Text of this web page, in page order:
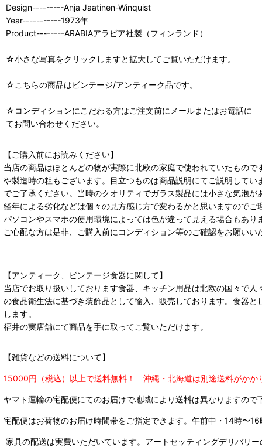
Design---------Anja Jaatinen-Winquist
Year-----------1973年
Product--------ARABIAアラビア社製（フィンランド）
☆小さな写真をクリックしますと拡大してご覧いただけます。
☆こちらの商品はビンテージ/アンティーク品です。
☆コンディションにこだわる方はご注文前にメールまたはお電話に
てお問い合わせください。
【ご購入前にお読みください】
当店の商品はほとんどの物が実際に北欧の家庭で使われていたもの
や製造時の粗もございます。目立つものは商品説明にてご説明して
でご了承ください。当時のクオリティでガラス製品には小さな気泡が
経年による劣化などは個々の見方感じ方で変わるかと思いますのでご
パソコンやスマホの使用環境によっては色が違って見える場合もあ
ご心配な方は是非、ご購入前にコンディション等のご確認をお願い
【アンティーク、ビンテージ食器に関して】
当店でお取り扱いしております食器、キッチン用品は北欧の国々で
の食品衛生法に基づき装飾品として輸入、販売しております。食器
します。
福井の実店舗にて商品を手に取ってご覧いただけます。
【雑貨などの送料について】
15000円（税込）以上で送料無料！ 沖縄・北海道は別途送料がかか
ヤマト運輸の宅配便にてのお届けで地域により送料は異なりますので
宅配便はお荷物のお届け時間帯をご指定できます。 午前中・14時〜
家具の配送は実費いただいています。アートセッティングデリバリ